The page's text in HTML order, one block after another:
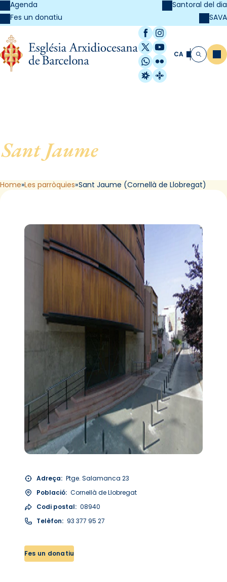
Agenda
Fes un donatiu
Santoral del dia
SAVA
Facebook
Instagram
X / Twitter
YouTube
WhatsApp
Flickr
Radio Estel
Catalunya
CA Cerca
Sant Jaume, de Cornellà de
Home Les parròquies Sant Jaume (Cornellà de Llobregat)
Adreça: Ptge. Salamanca 23
Població: Cornellà de Llobregat
Codi postal: 08940
Telèfon: 93 377 95 27
Fes un donatiu